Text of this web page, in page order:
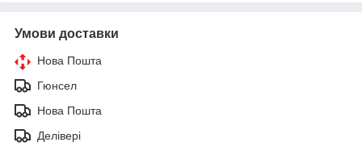
Умови доставки
Нова Пошта
Гюнсел
Нова Пошта
Делівері